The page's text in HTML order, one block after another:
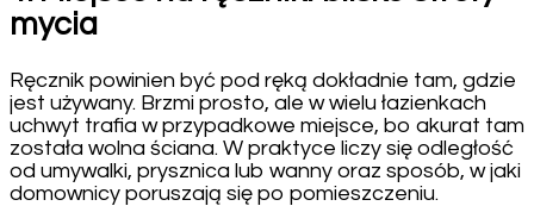
mycia
Ręcznik powinien być pod ręką dokładnie tam, gdzie
jest używany. Brzmi prosto, ale w wielu łazienkach
uchwyt trafia w przypadkowe miejsce, bo akurat tam
została wolna ściana. W praktyce liczy się odległość
od umywalki, prysznica lub wanny oraz sposób, w jaki
domownicy poruszają się po pomieszczeniu.